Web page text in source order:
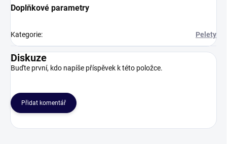
Doplňkové parametry
Kategorie: Pelety
Diskuze
Buďte první, kdo napíše příspěvek k této položce.
Přidat komentář